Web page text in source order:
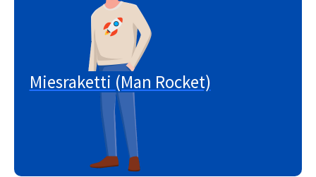
Miesraketti (Man Rocket)